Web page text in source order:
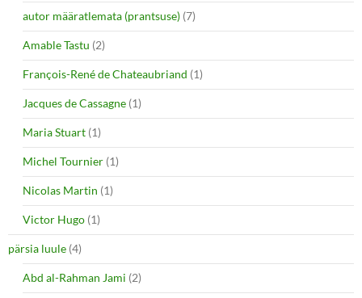
autor määratlemata (prantsuse) (7)
Amable Tastu (2)
François-René de Chateaubriand (1)
Jacques de Cassagne (1)
Maria Stuart (1)
Michel Tournier (1)
Nicolas Martin (1)
Victor Hugo (1)
pärsia luule (4)
Abd al-Rahman Jami (2)